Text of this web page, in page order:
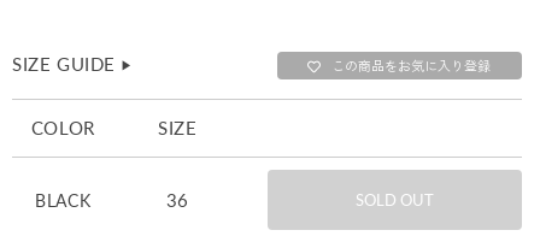
SIZE GUIDE ▶︎ この商品をお気に入り登録
COLOR SIZE
BLACK 36 SOLD OUT